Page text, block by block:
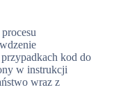
kod do
w instrukcji
wraz z